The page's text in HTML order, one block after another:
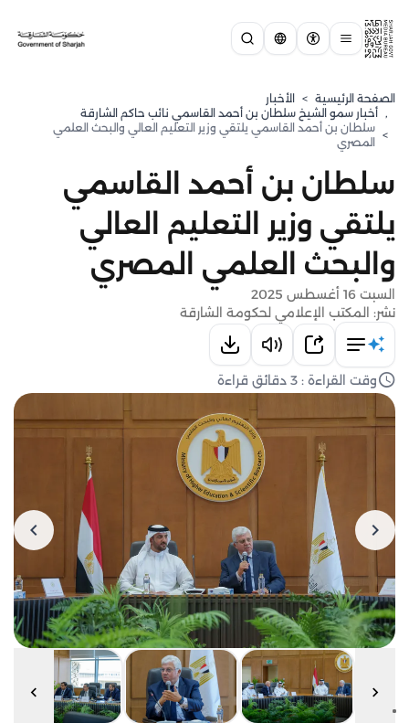
الصفحة الرئيسية > الأخبار
, ⁠أخبار سمو الشيخ سلطان بن أحمد القاسمي نائب حاكم الشارقة
>
سلطان بن أحمد القاسمي يلتقي وزير التعليم العالي والبحث العلمي
المصري
سلطان بن أحمد القاسمي
يلتقي وزير التعليم العالي
والبحث العلمي المصري
السبت 16 أغسطس 2025
نشر: المكتب الإعلامي لحكومة الشارقة
وقت القراءة : 3 دقائق قراءة